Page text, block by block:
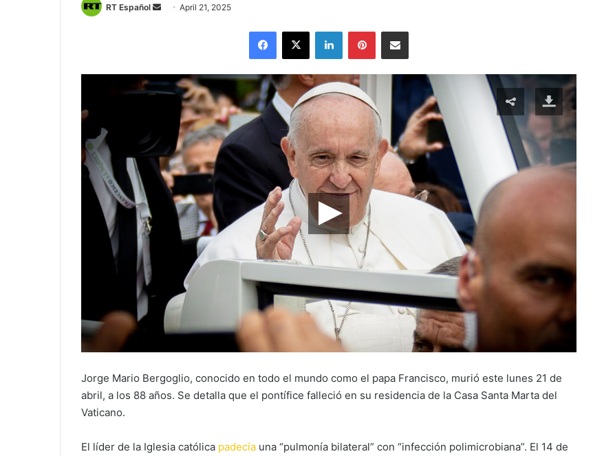
RT Español
Send April 21, 2025
Facebook
X LinkedInPinterestShare via Email
Jorge Mario Bergoglio, conocido en todo el mundo como el papa Francisco, murió este lunes 21 de
abril, a los 88 años. Se detalla que el pontífice falleció en su residencia de la Casa Santa Marta del
Vaticano.
El líder de la Iglesia católica padecía una “pulmonía bilateral” con “infección polimicrobiana”. El 14 de